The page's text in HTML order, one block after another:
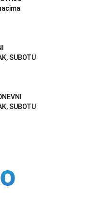
SUBOTU
SUBOTU